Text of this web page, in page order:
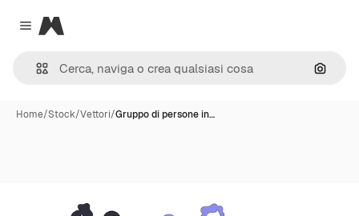
Close menu
Magnific
Cerca
Home/Stock/Vettori/Gruppo di persone in…